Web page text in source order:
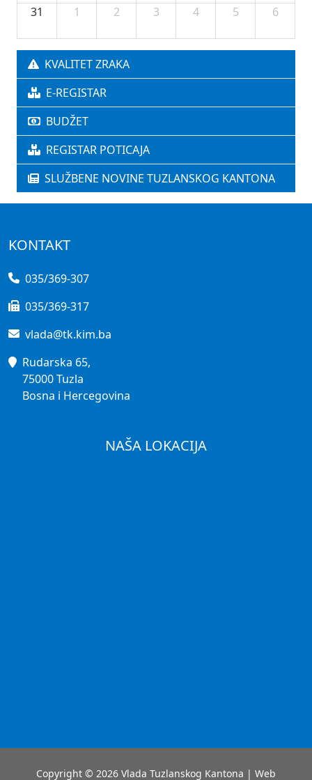
31 1 2 3 4 5 6
KVALITET ZRAKA
E-REGISTAR
BUDŽET
REGISTAR POTICAJA
SLUŽBENE NOVINE TUZLANSKOG KANTONA
KONTAKT
035/369-307
035/369-317
vlada@tk.kim.ba
Rudarska 65,
75000 Tuzla
Bosna i Hercegovina
NAŠA LOKACIJA
Copyright © 2026 Vlada Tuzlanskog Kantona | Web